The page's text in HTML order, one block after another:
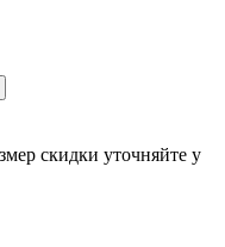
скидки уточняйте у